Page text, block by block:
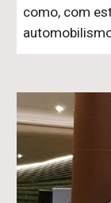
como, com